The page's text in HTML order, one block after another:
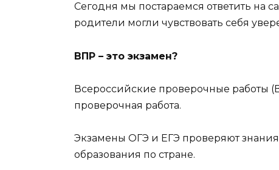
Сегодня мы постараемся ответить на
родители могли чувствовать себя
ВПР – это экзамен?
Всероссийские проверочные работы
проверочная работа.
Экзамены ОГЭ и ЕГЭ проверяют
образования по стране.